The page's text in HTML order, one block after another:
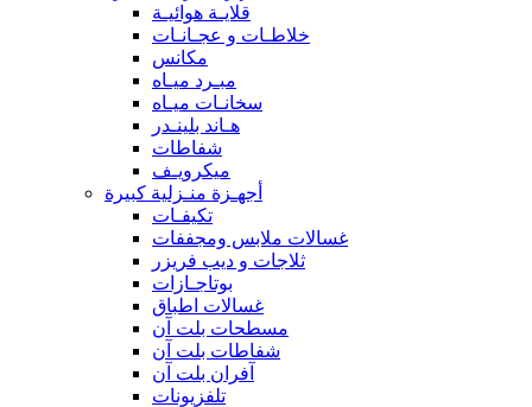
قلايـة هوائيـة
خلاطـات و عجـانـات
مكانس
مبـرد ميـاه
سخانـات ميـاه
هـاند بلينـدر
شفاطات
ميكرويـف
أجهـزة منـزلية كبيرة
تكيفـات
غسالات ملابس ومجففات
ثلاجات و ديب فريزر
بوتاجـازات
غسالات اطباق
مسطحات بلت آن
شفاطات بلت آن
آفران بلت آن
تلفزيونات